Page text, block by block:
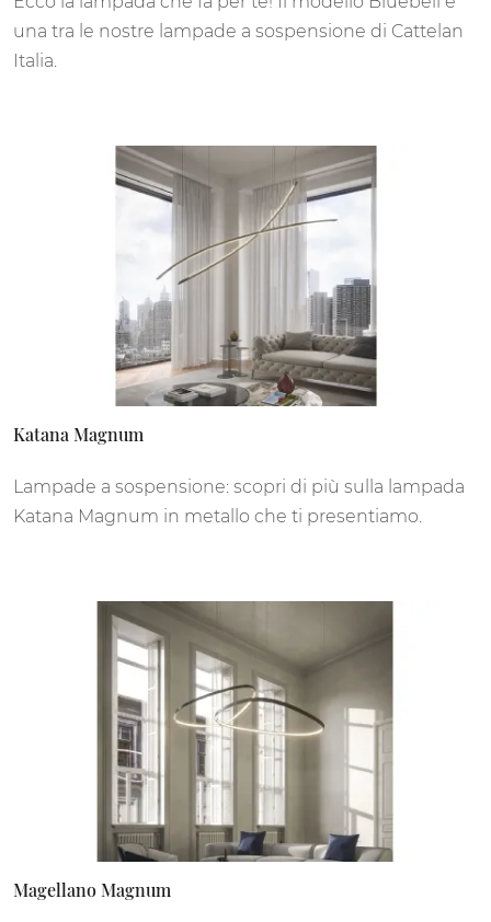
una tra le nostre lampade a sospensione di Cattelan
Italia.
Katana Magnum
Lampade a sospensione: scopri di più sulla lampada
Katana Magnum in metallo che ti presentiamo.
Magellano Magnum